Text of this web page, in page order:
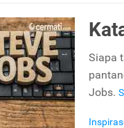
Siapa
Jobs.